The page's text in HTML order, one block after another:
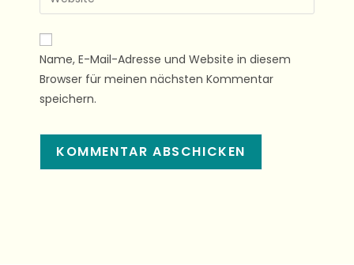
Name, E-Mail-Adresse und Website in diesem
Browser für meinen nächsten Kommentar
speichern.